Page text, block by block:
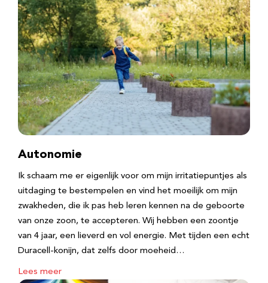
Autonomie
Ik schaam me er eigenlijk voor om mijn irritatiepuntjes als
uitdaging te bestempelen en vind het moeilijk om mijn
zwakheden, die ik pas heb leren kennen na de geboorte
van onze zoon, te accepteren. Wij hebben een zoontje
van 4 jaar, een lieverd en vol energie. Met tijden een echt
Duracell-konijn, dat zelfs door moeheid…
Lees meer